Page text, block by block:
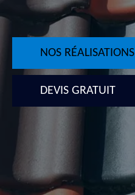
NOS RÉALISATIONS
DEVIS GRATUIT